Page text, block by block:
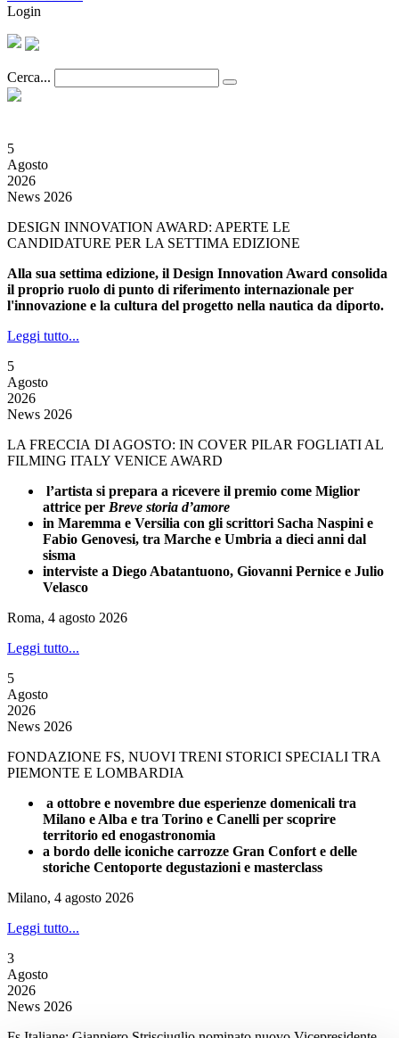
Login
Cerca...
5
Agosto
2026
News 2026
DESIGN INNOVATION AWARD: APERTE LE
CANDIDATURE PER LA SETTIMA EDIZIONE
Alla sua settima edizione, il Design Innovation Award consolida
il proprio ruolo di punto di riferimento internazionale per
l'innovazione e la cultura del progetto nella nautica da diporto.
Leggi tutto...
5
Agosto
2026
News 2026
LA FRECCIA DI AGOSTO: IN COVER PILAR FOGLIATI AL
FILMING ITALY VENICE AWARD
l’artista si prepara a ricevere il premio come Miglior
attrice per Breve storia d’amore
in Maremma e Versilia con gli scrittori Sacha Naspini e
Fabio Genovesi, tra Marche e Umbria a dieci anni dal
sisma
interviste a Diego Abatantuono, Giovanni Pernice e Julio
Velasco
Roma, 4 agosto 2026
Leggi tutto...
5
Agosto
2026
News 2026
FONDAZIONE FS, NUOVI TRENI STORICI SPECIALI TRA
PIEMONTE E LOMBARDIA
a ottobre e novembre due esperienze domenicali tra
Milano e Alba e tra Torino e Canelli per scoprire
territorio ed enogastronomia
a bordo delle iconiche carrozze Gran Confort e delle
storiche Centoporte degustazioni e masterclass
Milano, 4 agosto 2026
Leggi tutto...
3
Agosto
2026
News 2026